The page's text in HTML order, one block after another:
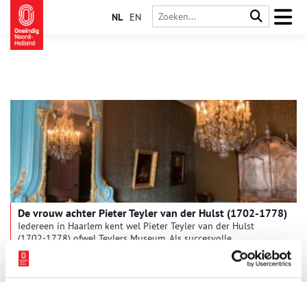
NL EN
De vrouw achter Pieter Teyler van der Hulst (1702-1778)
Iedereen in Haarlem kent wel Pieter Teyler van der Hulst
(1702-1778) ofwel Teylers Museum. Als succesvolle
zijdefabrikant en koopman liet hij bij zijn overlijden 2 miljoen
gulden na. Voor die tijd was dat een godsvermogen,
omgerekend naar nu is dat ongeveer 80 miljoen euro. In zijn